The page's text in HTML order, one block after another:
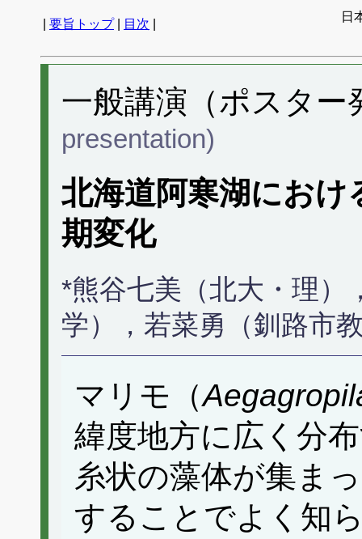
要旨トップ| 目次
日
一般講演（ポスタ
presentation)
北海道阿寒湖におけ
期変化
*熊谷七美（北大・理）
学），若菜勇（釧路市
マリモ（
緯度地方に広く分
糸状の藻体が集ま
することでよく知